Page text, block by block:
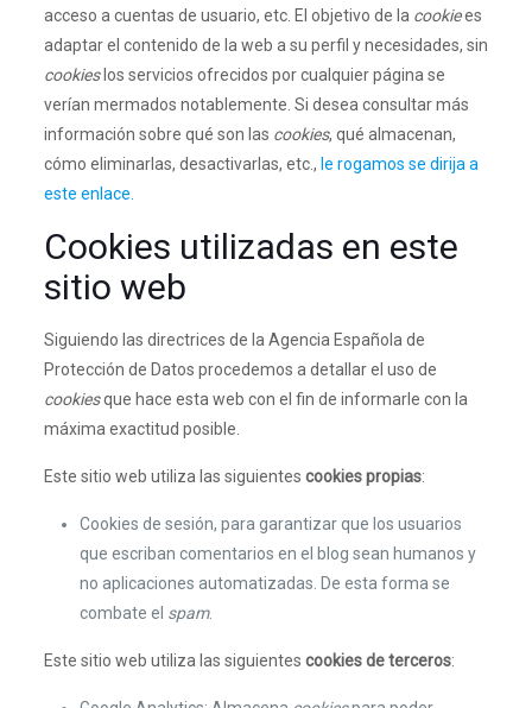
acceso a cuentas de usuario, etc. El objetivo de la cookiees
adaptar el contenido de la web a su perfil y necesidades, sin
cookieslos servicios ofrecidos por cualquier página se
verían mermados notablemente. Si desea consultar más
información sobre qué son las cookies, qué almacenan,
cómo eliminarlas, desactivarlas, etc., le rogamos se dirija a
este enlace.
Cookies utilizadas en este
sitio web
Siguiendo las directrices de la Agencia Española de
Protección de Datos procedemos a detallar el uso de
cookiesque hace esta web con el fin de informarle con la
máxima exactitud posible.
Este sitio web utiliza las siguientes cookies propias:
Cookies de sesión, para garantizar que los usuarios
que escriban comentarios en el blog sean humanos y
no aplicaciones automatizadas. De esta forma se
combate el spam.
Este sitio web utiliza las siguientes cookies de terceros: